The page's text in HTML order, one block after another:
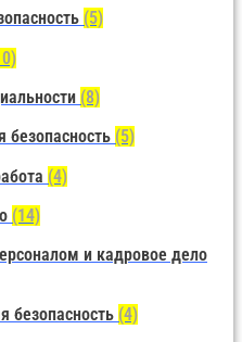
(5)
(8)
безопасность (5)
(4)
(14)
и кадровое дело
безопасность (4)